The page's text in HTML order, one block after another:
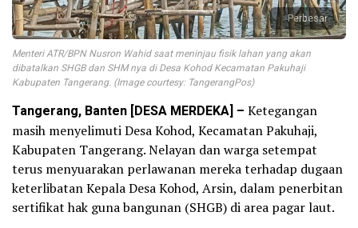
Perbesar
Menteri ATR/BPN Nusron Wahid saat meninjau fisik lahan yang akan
dibatalkan SHGB dan SHM nya di Desa Kohod Kecamatan Pakuhaji
Kabupaten Tangerang. (Image courtesy: TangerangPos)
Tangerang, Banten [DESA MERDEKA] – Ketegangan
masih menyelimuti Desa Kohod, Kecamatan Pakuhaji,
Kabupaten Tangerang. Nelayan dan warga setempat
terus menyuarakan perlawanan mereka terhadap dugaan
keterlibatan Kepala Desa Kohod, Arsin, dalam penerbitan
sertifikat hak guna bangunan (SHGB) di area pagar laut.